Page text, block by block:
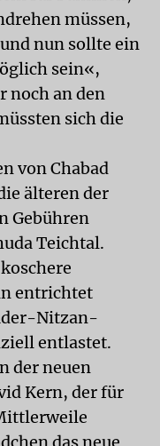
müssen,
nun sollte ein
sein«,
noch an den
sich die
von Chabad
älteren der
Gebühren
Teichtal.
entrichtet
Nitzan-
entlastet.
der neuen
Kern, der für